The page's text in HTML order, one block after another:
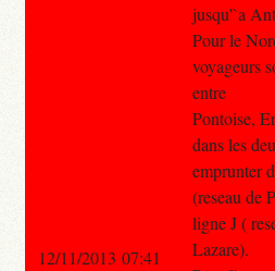
jusqu'`a
Pour le
voyageurs
entre
Pontoise,
dans les
emprunter
(reseau de
ligne J (
Lazare).
12/11/2013 07:41